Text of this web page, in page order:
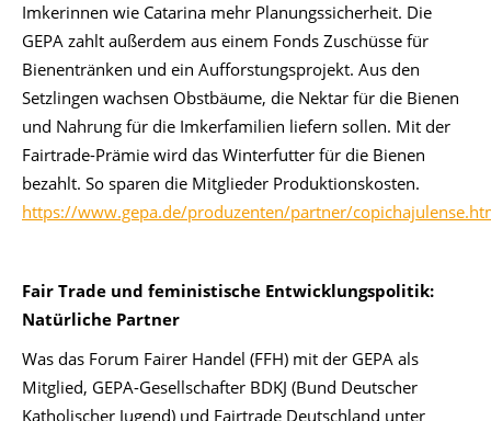
Imkerinnen wie Catarina mehr Planungssicherheit. Die
GEPA zahlt außerdem aus einem Fonds Zuschüsse für
Bienentränken und ein Aufforstungsprojekt. Aus den
Setzlingen wachsen Obstbäume, die Nektar für die Bienen
und Nahrung für die Imkerfamilien liefern sollen. Mit der
Fairtrade-Prämie wird das Winterfutter für die Bienen
bezahlt. So sparen die Mitglieder Produktionskosten.
https://www.gepa.de/produzenten/partner/
Fair Trade und feministische Entwicklungspolitik:
Natürliche Partner
Was das Forum Fairer Handel (FFH) mit der GEPA als
Mitglied, GEPA-Gesellschafter BDKJ (Bund Deutscher
Katholischer Jugend) und Fairtrade Deutschland unter